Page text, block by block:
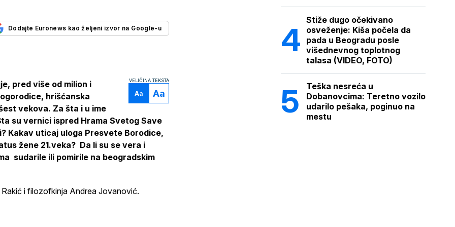
Dodajte Euronews kao željeni izvor na Google-u
VELIČINA TEKSTA
Aa Aa
pred više od milion i
hrišćanska
vekova. Za šta i u ime
su vernici ispred Hrama Svetog Save
Kakav uticaj uloga Presvete Borodice,
žene 21.veka? Da li su se vera i
sudarile ili pomirile na beogradskim
i filozofkinja Andrea Jovanović.
Stiže dugo očekivano
osveženje: Kiša počela da
pada u Beogradu posle
višednevnog toplotnog
talasa (VIDEO, FOTO)
Teška nesreća u
Dobanovcima: Teretno vozilo
udarilo pešaka, poginuo na
mestu